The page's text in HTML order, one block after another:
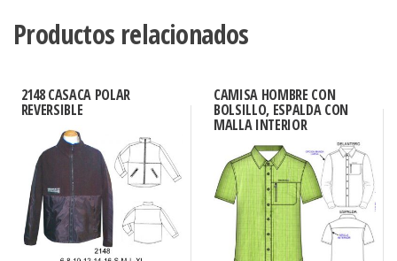
Productos relacionados
2148 CASACA POLAR
REVERSIBLE
CAMISA HOMBRE CON
BOLSILLO, ESPALDA CON
MALLA INTERIOR